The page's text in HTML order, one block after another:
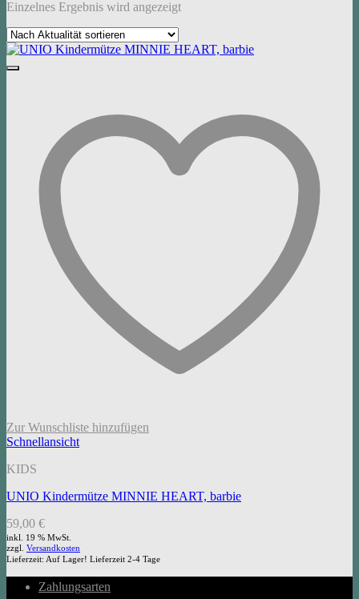
Einzelnes Ergebnis wird angezeigt
Zur Wunschliste hinzufügen
Schnellansicht
KIDS
UNIO Kindermütze MINNIE HEART, barbie
59,00 €
inkl. 19 % MwSt.
zzgl. Versandkosten
Lieferzeit: Auf Lager! Lieferzeit 2-4 Tage
Zahlungsarten